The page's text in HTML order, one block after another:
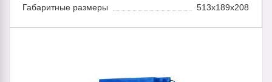
Габаритные размеры
513x189x208